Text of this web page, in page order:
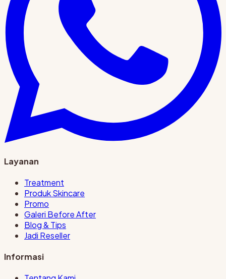
Layanan
Treatment
Produk Skincare
Promo
Galeri Before After
Blog & Tips
Jadi Reseller
Informasi